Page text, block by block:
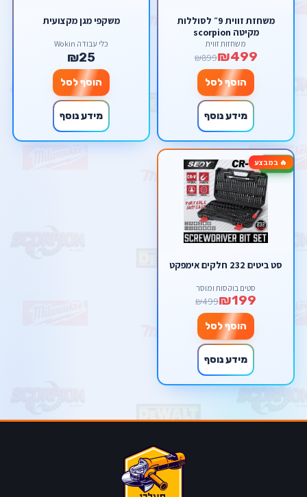
משחזת זווית 9״ לסוללות
מקיטה scorpion
משחזות זווית
₪499
₪899
הוסף לסל
מידע נוסף
משקפי מגן מקצועית
כלי עבודה Wokin
₪25
הוסף לסל
מידע נוסף
🔥 במבצע-60%
סט ביטים 232 חלקים אימפקט
סטים בוקסות ומוסך
₪199
₪499
הוסף לסל
מידע נוסף